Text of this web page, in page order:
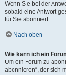
Wenn Sie bei der
sobald eine Antwort
für Sie abonniert.
Nach oben
Wie kann ich ein
Um ein Forum zu
abonnieren“, der sich